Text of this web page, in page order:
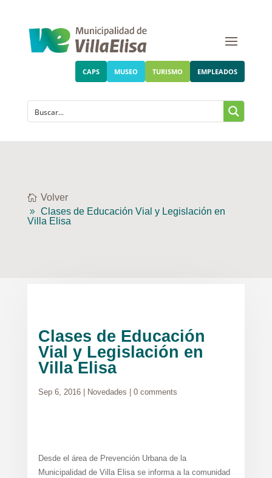
CAPS MUSEO TURISMO EMPLEADOS
Volver
Clases de Educación Vial y Legislación en
Villa Elisa
Clases de Educación
Vial y Legislación en
Villa Elisa
Sep 6, 2016| Novedades 0 comments
Desde el área de Prevención Urbana de la
Municipalidad de Villa Elisa se informa a la comunidad